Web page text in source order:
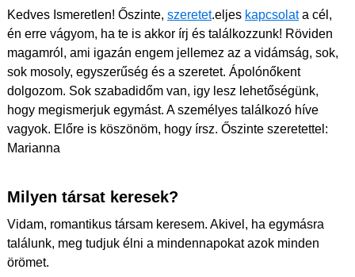
Kedves Ismeretlen! Őszinte, szeretet.eljes kapcsolata cél,
én erre vágyom, ha te is akkor írj és találkozzunk! Röviden
magamról, ami igazán engem jellemez az a vidámság, sok,
sok mosoly, egyszerűség és a szeretet. Ápolónőkent
dolgozom. Sok szabadidőm van, igy lesz lehetőségünk,
hogy megismerjuk egymást. A személyes találkozó híve
vagyok. Előre is köszönöm, hogy írsz. Őszinte szeretettel:
Marianna
Milyen társat keresek?
Vidam, romantikus társam keresem. Akivel, ha egymásra
találunk, meg tudjuk élni a mindennapokat azok minden
örömet.